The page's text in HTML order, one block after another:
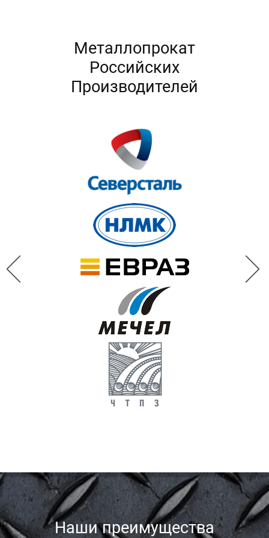
Металлопрокат
Российских
Производителей
Наши преимущества